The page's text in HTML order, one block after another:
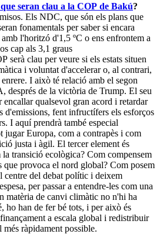
seran clau a la COP de Bakú?
Els NDC, que són els plans que
fonamentals per saber si encara
l'horitzó d'1,5 ºC o ens enfrontem a
cap als 3,1 graus
serà clau per veure si els estats situen
i voluntat d'accelerar o, al contrari,
I això té relació amb el segon
després de la victòria de Trump. El seu
encallar qualsevol gran acord i retardar
d'emissions, fent infructífers els esforços
I aquí prendrà també especial
jugar Europa, com a contrapès i com
justa i àgil. El tercer element és
transició ecològica? Com compensem
que provoca el nord global? Com posem
centre del debat polític i deixem
per passar a entendre-les com una
matèria de canvi climàtic no n'hi ha
ho han de fer bé tots, i per això és
a escala global i redistribuir
ràpidament possible.